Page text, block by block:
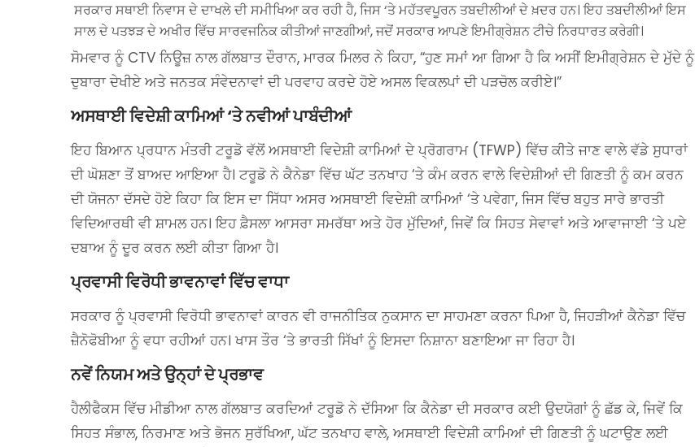
ਸਰਕਾਰ ਸਥਾਈ ਨਿਵਾਸ ਦੇ ਦਾਖਲੇ ਦੀ ਸਮੀਖਿਆ ਕਰ ਰਹੀ ਹੈ, ਜਿਸ ‘ਤੇ ਮਹੱਤਵਪੂਰਨ ਤਬਦੀਲੀਆਂ ਦੇ ਖ਼ਦਰ ਹਨ। ਇਹ ਤਬਦੀਲੀਆਂ ਇਸ
ਸਾਲ ਦੇ ਪਤਝੜ ਦੇ ਅਖੀਰ ਵਿੱਚ ਸਾਰਵਜਨਿਕ ਕੀਤੀਆਂ ਜਾਣਗੀਆਂ, ਜਦੋਂ ਸਰਕਾਰ ਆਪਣੇ ਇਮੀਗ੍ਰੇਸ਼ਨ ਟੀਚੇ ਨਿਰਧਾਰਤ ਕਰੇਗੀ।
ਸੋਮਵਾਰ ਨੂੰ CTV ਨਿਊਜ਼ ਨਾਲ ਗੱਲਬਾਤ ਦੌਰਾਨ, ਮਾਰਕ ਮਿਲਰ ਨੇ ਕਿਹਾ, “ਹੁਣ ਸਮਾਂ ਆ ਗਿਆ ਹੈ ਕਿ ਅਸੀਂ ਇਮੀਗ੍ਰੇਸ਼ਨ ਦੇ ਮੁੱਦੇ ਨੂੰ
ਦੁਬਾਰਾ ਦੇਖੀਏ ਅਤੇ ਜਨਤਕ ਸੰਵੇਦਨਾਵਾਂ ਦੀ ਪਰਵਾਹ ਕਰਦੇ ਹੋਏ ਅਸਲ ਵਿਕਲਪਾਂ ਦੀ ਪੜਚੋਲ ਕਰੀਏ।”
ਅਸਥਾਈ ਵਿਦੇਸ਼ੀ ਕਾਮਿਆਂ ‘ਤੇ ਨਵੀਆਂ ਪਾਬੰਦੀਆਂ
ਇਹ ਬਿਆਨ ਪ੍ਰਧਾਨ ਮੰਤਰੀ ਟਰੂਡੋ ਵੱਲੋਂ ਅਸਥਾਈ ਵਿਦੇਸ਼ੀ ਕਾਮਿਆਂ ਦੇ ਪ੍ਰੋਗਰਾਮ (TFWP) ਵਿੱਚ ਕੀਤੇ ਜਾਣ ਵਾਲੇ ਵੱਡੇ ਸੁਧਾਰਾਂ
ਦੀ ਘੋਸ਼ਣਾ ਤੋਂ ਬਾਅਦ ਆਇਆ ਹੈ। ਟਰੂਡੋ ਨੇ ਕੈਨੇਡਾ ਵਿੱਚ ਘੱਟ ਤਨਖਾਹ ‘ਤੇ ਕੰਮ ਕਰਨ ਵਾਲੇ ਵਿਦੇਸ਼ੀਆਂ ਦੀ ਗਿਣਤੀ ਨੂੰ ਕਮ ਕਰਨ
ਦੀ ਯੋਜਨਾ ਦੱਸਦੇ ਹੋਏ ਕਿਹਾ ਕਿ ਇਸ ਦਾ ਸਿੱਧਾ ਅਸਰ ਅਸਥਾਈ ਵਿਦੇਸ਼ੀ ਕਾਮਿਆਂ ‘ਤੇ ਪਵੇਗਾ, ਜਿਸ ਵਿੱਚ ਬਹੁਤ ਸਾਰੇ ਭਾਰਤੀ
ਵਿਦਿਆਰਥੀ ਵੀ ਸ਼ਾਮਲ ਹਨ। ਇਹ ਫ਼ੈਸਲਾ ਆਸਰਾ ਸਮਰੱਥਾ ਅਤੇ ਹੋਰ ਮੁੱਦਿਆਂ, ਜਿਵੇਂ ਕਿ ਸਿਹਤ ਸੇਵਾਵਾਂ ਅਤੇ ਆਵਾਜਾਈ ‘ਤੇ ਪਏ
ਦਬਾਅ ਨੂੰ ਦੂਰ ਕਰਨ ਲਈ ਕੀਤਾ ਗਿਆ ਹੈ।
ਪ੍ਰਵਾਸੀ ਵਿਰੋਧੀ ਭਾਵਨਾਵਾਂ ਵਿੱਚ ਵਾਧਾ
ਸਰਕਾਰ ਨੂੰ ਪ੍ਰਵਾਸੀ ਵਿਰੋਧੀ ਭਾਵਨਾਵਾਂ ਕਾਰਨ ਵੀ ਰਾਜਨੀਤਿਕ ਨੁਕਸਾਨ ਦਾ ਸਾਹਮਣਾ ਕਰਨਾ ਪਿਆ ਹੈ, ਜਿਹੜੀਆਂ ਕੈਨੇਡਾ ਵਿੱਚ
ਜ਼ੈਨੋਫੋਬੀਆ ਨੂੰ ਵਧਾ ਰਹੀਆਂ ਹਨ। ਖਾਸ ਤੌਰ ‘ਤੇ ਭਾਰਤੀ ਸਿੱਖਾਂ ਨੂੰ ਇਸਦਾ ਨਿਸ਼ਾਨਾ ਬਣਾਇਆ ਜਾ ਰਿਹਾ ਹੈ।
ਨਵੇਂ ਨਿਯਮ ਅਤੇ ਉਨ੍ਹਾਂ ਦੇ ਪ੍ਰਭਾਵ
ਹੈਲੀਫੈਕਸ ਵਿੱਚ ਮੀਡੀਆ ਨਾਲ ਗੱਲਬਾਤ ਕਰਦਿਆਂ ਟਰੂਡੋ ਨੇ ਦੱਸਿਆ ਕਿ ਕੈਨੇਡਾ ਦੀ ਸਰਕਾਰ ਕਈ ਉਦਯੋਗਾਂ ਨੂੰ ਛੱਡ ਕੇ, ਜਿਵੇਂ ਕਿ
ਸਿਹਤ ਸੰਭਾਲ, ਨਿਰਮਾਣ ਅਤੇ ਭੋਜਨ ਸੁਰੱਖਿਆ, ਘੱਟ ਤਨਖਾਹ ਵਾਲੇ, ਅਸਥਾਈ ਵਿਦੇਸ਼ੀ ਕਾਮਿਆਂ ਦੀ ਗਿਣਤੀ ਨੂੰ ਘਟਾਉਣ ਲਈ